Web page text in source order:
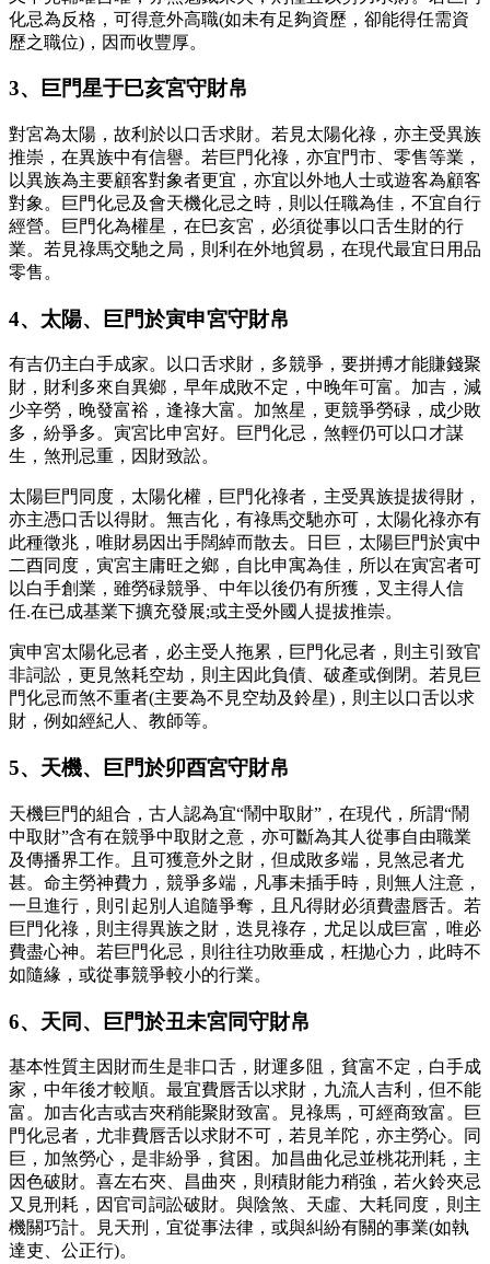
化忌為反格，可得意外高職(如未有足夠資歷，卻能得任需資
歷之職位)，因而收豐厚。
3、巨門星于巳亥宮守財帛
對宮為太陽，故利於以口舌求財。若見太陽化祿，亦主受異族
推崇，在異族中有信譽。若巨門化祿，亦宜門市、零售等業，
以異族為主要顧客對象者更宜，亦宜以外地人士或遊客為顧客
對象。巨門化忌及會天機化忌之時，則以任職為佳，不宜自行
經營。巨門化為權星，在巳亥宮，必須從事以口舌生財的行
業。若見祿馬交馳之局，則利在外地貿易，在現代最宜日用品
零售。
4、太陽、巨門於寅申宮守財帛
有吉仍主白手成家。以口舌求財，多競爭，要拼搏才能賺錢聚
財，財利多來自異鄉，早年成敗不定，中晚年可富。加吉，減
少辛勞，晚發富裕，逢祿大富。加煞星，更競爭勞碌，成少敗
多，紛爭多。寅宮比申宮好。巨門化忌，煞輕仍可以口才謀
生，煞刑忌重，因財致訟。
太陽巨門同度，太陽化權，巨門化祿者，主受異族提拔得財，
亦主憑口舌以得財。無吉化，有祿馬交馳亦可，太陽化祿亦有
此種徵兆，唯財易因出手闊綽而散去。日巨，太陽巨門於寅中
二酉同度，寅宮主庸旺之鄉，自比申寓為佳，所以在寅宮者可
以白手創業，雖勞碌競爭、中年以後仍有所獲，叉主得人信
任.在已成基業下擴充發展;或主受外國人提拔推崇。
寅申宮太陽化忌者，必主受人拖累，巨門化忌者，則主引致官
非詞訟，更見煞耗空劫，則主因此負債、破產或倒閉。若見巨
門化忌而煞不重者(主要為不見空劫及鈴星)，則主以口舌以求
財，例如經紀人、教師等。
5、天機、巨門於卯酉宮守財帛
天機巨門的組合，古人認為宜“鬧中取財”，在現代，所謂“鬧
中取財”含有在競爭中取財之意，亦可斷為其人從事自由職業
及傳播界工作。且可獲意外之財，但成敗多端，見煞忌者尤
甚。命主勞神費力，競爭多端，凡事未插手時，則無人注意，
一旦進行，則引起別人追隨爭奪，且凡得財必須費盡唇舌。若
巨門化祿，則主得異族之財，迭見祿存，尤足以成巨富，唯必
費盡心神。若巨門化忌，則往往功敗垂成，枉拋心力，此時不
如隨緣，或從事競爭較小的行業。
6、天同、巨門於丑未宮同守財帛
基本性質主因財而生是非口舌，財運多阻，貧富不定，白手成
家，中年後才較順。最宜費唇舌以求財，九流人吉利，但不能
富。加吉化吉或吉夾稍能聚財致富。見祿馬，可經商致富。巨
門化忌者，尤非費唇舌以求財不可，若見羊陀，亦主勞心。同
巨，加煞勞心，是非紛爭，貧困。加昌曲化忌並桃花刑耗，主
因色破財。喜左右夾、昌曲夾，則積財能力稍強，若火鈴夾忌
又見刑耗，因官司詞訟破財。與陰煞、天虛、大耗同度，則主
機關巧計。見天刑，宜從事法律，或與糾紛有關的事業(如執
達吏、公正行)。